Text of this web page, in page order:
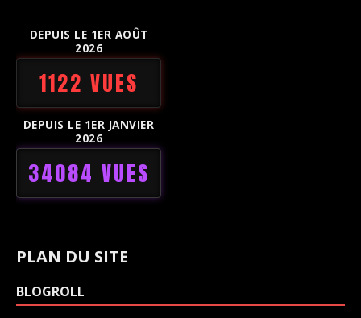
DEPUIS LE 1ER AOÛT
2026
1122 VUES
DEPUIS LE 1ER JANVIER
2026
34084 VUES
PLAN DU SITE
BLOGROLL